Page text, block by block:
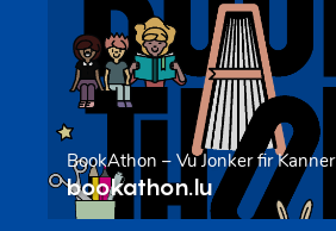
BookAthon – Vu Jonker fir Kanner
bookathon.lu